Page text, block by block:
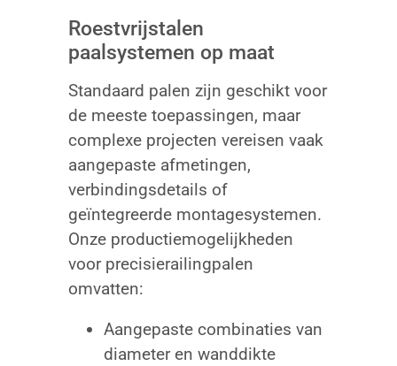
Roestvrijstalen
paalsystemen op maat
Standaard palen zijn geschikt voor
de meeste toepassingen, maar
complexe projecten vereisen vaak
aangepaste afmetingen,
verbindingsdetails of
geïntegreerde montagesystemen.
Onze productiemogelijkheden
voor precisierailingpalen
omvatten:
Aangepaste combinaties van
diameter en wanddikte